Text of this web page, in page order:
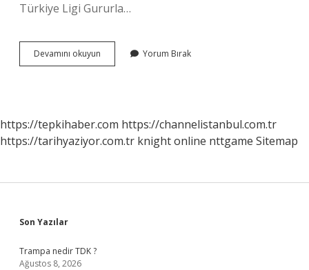
Türkiye Ligi Gururla…
Devamını okuyun
Güneş
Yorum Bırak
https://tepkihaber.com https://channelistanbul.com.tr
https://tarihyaziyor.com.tr knight online nttgame Sitemap
Sidebar
Son Yazılar
Trampa nedir TDK ?
Ağustos 8, 2026